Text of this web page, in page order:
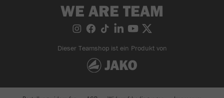
WE ARE TEAM
Dieser Teamshop ist ein Produkt von